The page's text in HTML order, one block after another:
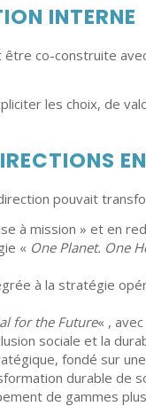
INTERNE
co-construite
les choix, de
pouvait
à mission » et en
« One Planet. One
à la stratégie
for the Future« ,
sociale et la
fondé sur
durable de
de gammes